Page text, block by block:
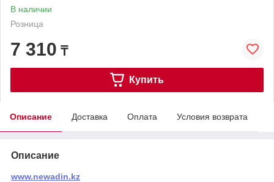
В наличии
Розница
7 310 ₸
Купить
Описание Доставка Оплата Условия возврата
Описание
www.newadin.kz